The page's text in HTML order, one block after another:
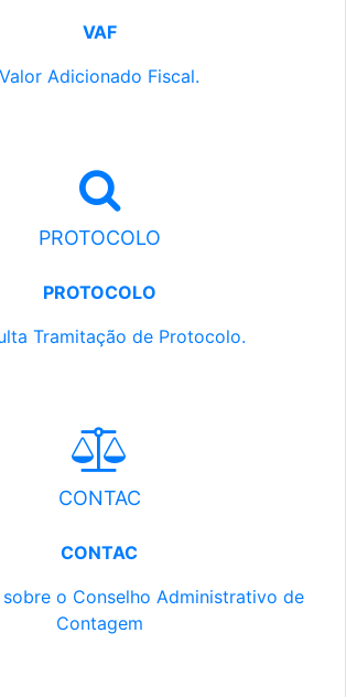
VAF
Valor Adicionado Fiscal.
PROTOCOLO
PROTOCOLO
Tramitação de Protocolo.
CONTAC
CONTAC
o Conselho Administrativo de
Contagem